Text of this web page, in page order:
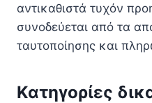
αντικαθιστά τυχόν
συνοδεύεται από τα
ταυτοποίησης και
Κατηγορίες